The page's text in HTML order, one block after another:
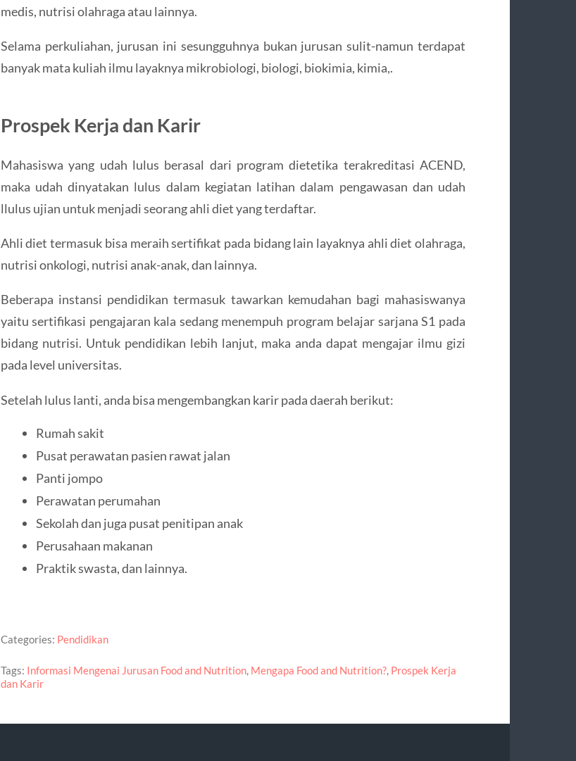
medis, nutrisi olahraga atau lainnya.
Selama perkuliahan, jurusan ini sesungguhnya bukan jurusan sulit-namun terdapat
banyak mata kuliah ilmu layaknya mikrobiologi, biologi, biokimia, kimia,.
Prospek Kerja dan Karir
Mahasiswa yang udah lulus berasal dari program dietetika terakreditasi ACEND,
maka udah dinyatakan lulus dalam kegiatan latihan dalam pengawasan dan udah
llulus ujian untuk menjadi seorang ahli diet yang terdaftar.
Ahli diet termasuk bisa meraih sertifikat pada bidang lain layaknya ahli diet olahraga,
nutrisi onkologi, nutrisi anak-anak, dan lainnya.
Beberapa instansi pendidikan termasuk tawarkan kemudahan bagi mahasiswanya
yaitu sertifikasi pengajaran kala sedang menempuh program belajar sarjana S1 pada
bidang nutrisi. Untuk pendidikan lebih lanjut, maka anda dapat mengajar ilmu gizi
pada level universitas.
Setelah lulus lanti, anda bisa mengembangkan karir pada daerah berikut:
Rumah sakit
Pusat perawatan pasien rawat jalan
Panti jompo
Perawatan perumahan
Sekolah dan juga pusat penitipan anak
Perusahaan makanan
Praktik swasta, dan lainnya.
Categories: Pendidikan
Tags: Informasi Mengenai Jurusan Food and Nutrition, Mengapa Food and Nutrition?, Prospek Kerja
dan Karir